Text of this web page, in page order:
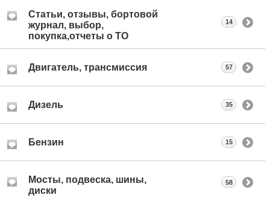
Статьи, отзывы, бортовой
журнал, выбор,
покупка,отчеты о ТО
14
Двигатель, трансмиссия 57
Дизель 35
Бензин 15
Мосты, подвеска, шины,
диски
58